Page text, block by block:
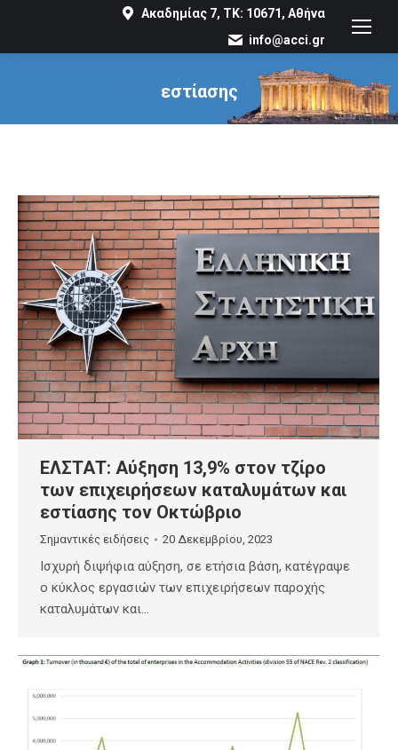
Ακαδημίας 7, ΤΚ: 10671, Αθήνα
info@acci.gr
εστίασης
You are here:
ΕΛΣΤΑΤ: Αύξηση 13,9% στον τζίρο
των επιχειρήσεων καταλυμάτων και
εστίασης τον Οκτώβριο
Σημαντικές ειδήσεις 20 Δεκεμβρίου, 2023
Ισχυρή διψήφια αύξηση, σε ετήσια βάση, κατέγραψε
ο κύκλος εργασιών των επιχειρήσεων παροχής
καταλυμάτων και…